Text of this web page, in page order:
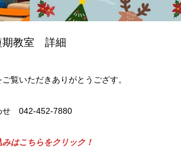
園児クラス
集中！
ウィズ体操クラブ技紹
４段、６段閉脚跳び～
期教室 詳細
覧いただきありがとうござす。
せ 042-452-7880
はこちらをクリック！